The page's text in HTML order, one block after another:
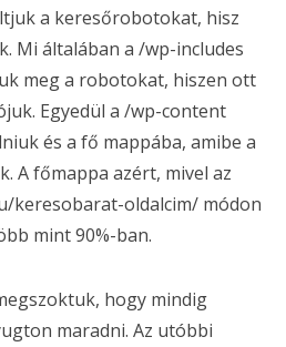
a keresőrobotokat, hisz
Mi általában a /wp-includes
meg a robotokat, hiszen ott
Egyedül a /wp-content
és a fő mappába, amibe a
A főmappa azért, mivel az
keresobarat-oldalcim/ módon
mint 90%-ban.
hogy mindig
maradni. Az utóbbi